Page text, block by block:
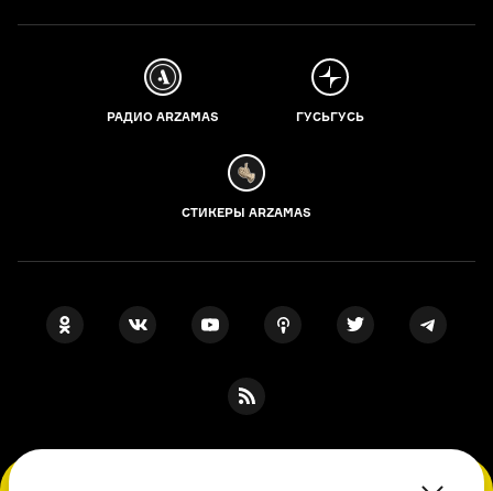
РАДИО ARZAMAS ГУСЬГУСЬ
СТИКЕРЫ ARZAMAS